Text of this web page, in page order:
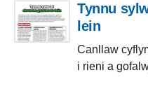
Tynnu
lein
Canllaw
i rieni a